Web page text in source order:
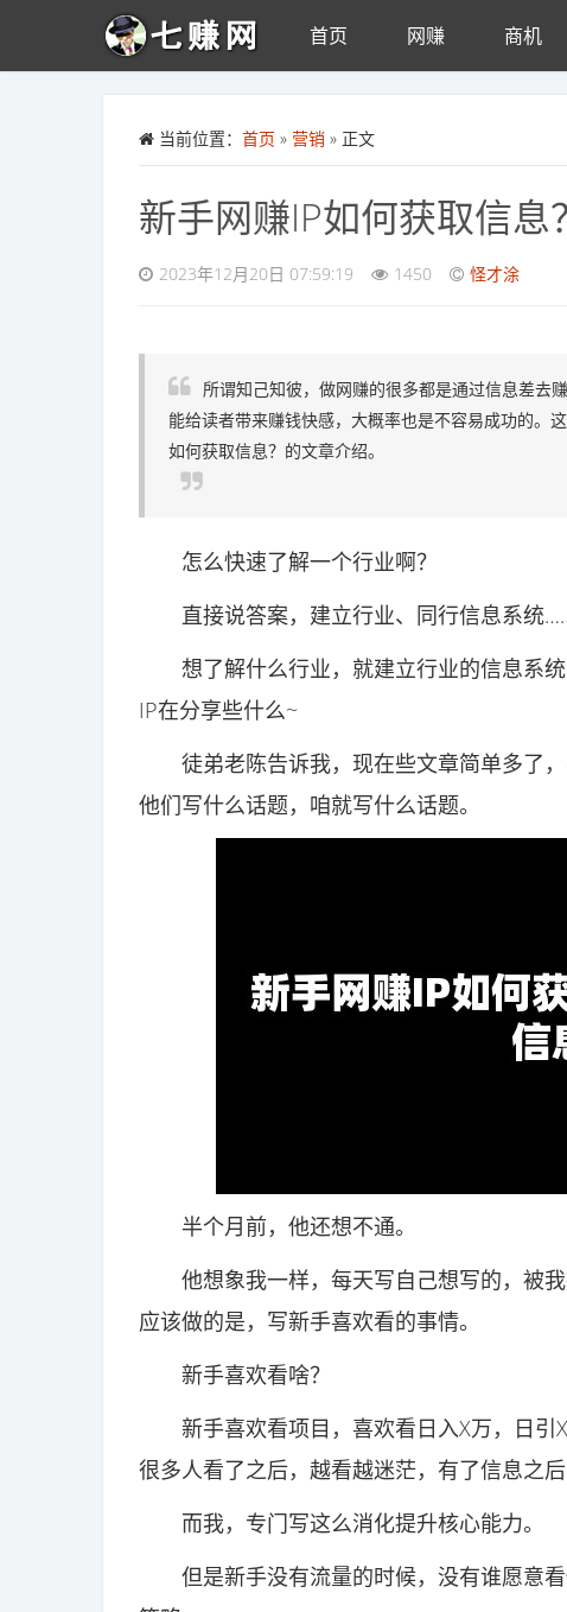
首页 网赚 商机
当前位置： 首页 » 营销 » 正文
新手网赚IP如何获取信
2023年12月20日 07:59:19 1450 怪才涂
所谓知己知彼，做网赚的很多都是通过信息差去
能给读者带来赚钱快感，大概率也是不容易成功的。
如何获取信息？的文章介绍。
怎么快速了解一个行业啊？
直接说答案，建立行业、同行信息系统
想了解什么行业，就建立行业的信息系统
IP在分享些什么~
徒弟老陈告诉我，现在些文章简单多了，
他们写什么话题，咱就写什么话题。
半个月前，他还想不通。
他想象我一样，每天写自己想写的，被我
应该做的是，写新手喜欢看的事情。
新手喜欢看啥？
新手喜欢看项目，喜欢看日入X万，日引X
很多人看了之后，越看越迷茫，有了信息之
而我，专门写这么消化提升核心能力。
但是新手没有流量的时候，没有谁愿意看